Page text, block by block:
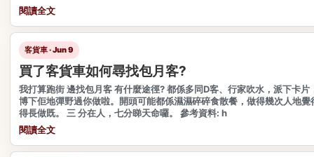
閱讀全文
客貨車 · Jun 9
買了客貨車如何尋找包月客?
我打算跑街 邊找包月客 有什麼途徑? 都係多同D客、行家吹水，派下卡片
博下佢地彈野過你做啦。開頭可能都係濕濕碎碎食散餐，做得幾次人地覺
得長做既。 三 分在人，七分睇天命囉。 參考資料: h
閱讀全文